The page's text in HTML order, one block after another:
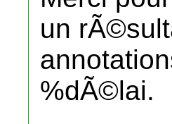
un
%dÃ©lai.